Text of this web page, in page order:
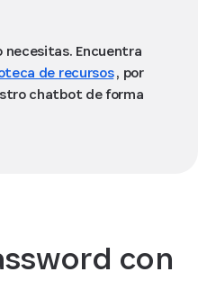
necesitas. Encuentra
de recursos, por
chatbot de forma
con